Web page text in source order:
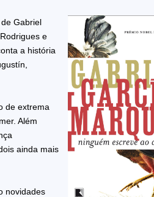
Gabriel
e
a história
de extrema
Além
ainda mais
novidades